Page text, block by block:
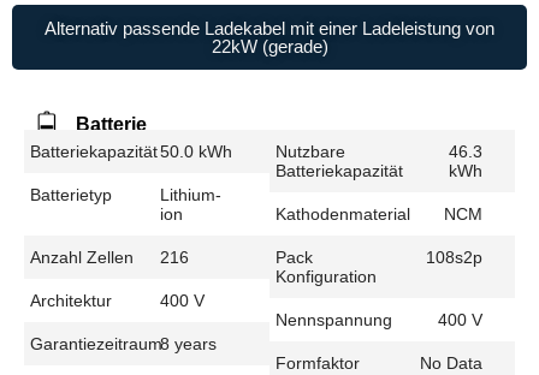
Alternativ passende Ladekabel mit einer Ladeleistung von
22kW (gerade)
Batterie
Batteriekapazität50.0 kWh
Batterietyp
Lithium-
ion
Anzahl Zellen 216
Architektur 400 V
Garantiezeitraum8 years
Nutzbare
Batteriekapazität
46.3
kWh
Kathodenmaterial NCM
Pack
Konfiguration
108s2p
Nennspannung 400 V
Formfaktor No Data